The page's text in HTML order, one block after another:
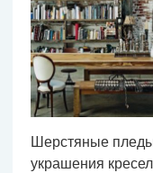
Шерстяные
украшения